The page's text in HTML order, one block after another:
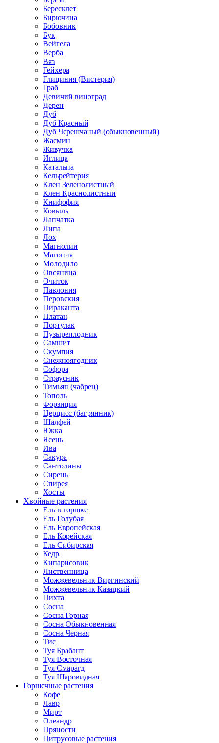
Бересклет
Бирючина
Бобовник
Бук
Вейгела
Верба
Вяз
Гейхера
Глициния (Вистерия)
Граб
Девичий виноград
Дерен
Дуб
Дуб Красный
Дуб Черешчаный (обыкновенный)
Жасмин
Живучка
Иглица
Катальпа
Кельрейтерия
Клен Зеленолистный
Клен Краснолистный
Книфофия
Ковыль
Лапчатка
Липа
Лох
Магнолии
Магония
Молодило
Овсяница
Очиток
Павлония
Перовския
Пираканта
Платан
Портулак
Пузыреплодник
Самшит
Скумпия
Снежноягодник
Софора
Страусник
Тимьян (чабрец)
Тополь
Форзиция
Церцисс (багрянник)
Шалфей
Юкка
Ясень
Ива
Сакура
Сантолины
Сирень
Спирея
Хосты
Хвойные растения
Ель в горшке
Ель Голубая
Ель Европейская
Ель Корейская
Ель Сибирская
Кедр
Кипарисовик
Лиственница
Можжевельник Виргинский
Можжевельник Казацкий
Пихта
Сосна
Сосна Горная
Сосна Обыкновенная
Сосна Черная
Тис
Туя Брабант
Туя Восточная
Туя Смарагд
Туя Шаровидная
Горшечные растения
Кофе
Лавр
Мирт
Олеандр
Пряности
Цитрусовые растения